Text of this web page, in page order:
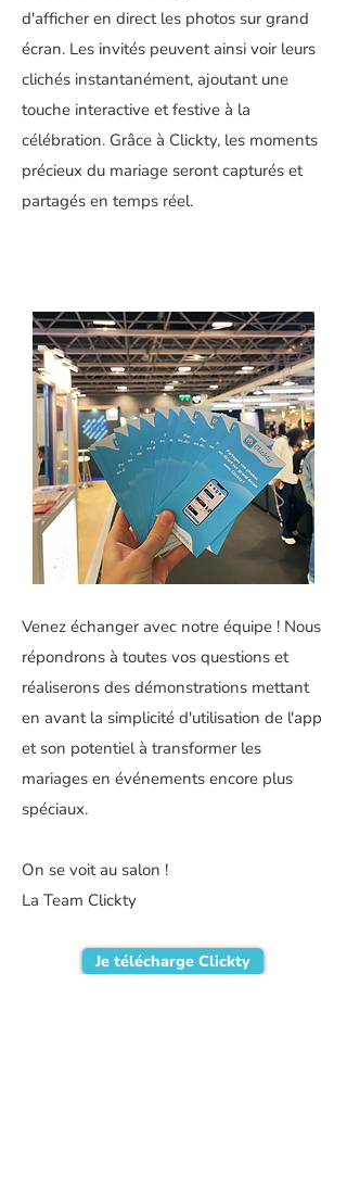
d'afficher en direct les photos sur grand
écran. Les invités peuvent ainsi voir leurs
clichés instantanément, ajoutant une
touche interactive et festive à la
célébration. Grâce à Clickty, les moments
précieux du mariage seront capturés et
partagés en temps réel.
Venez échanger avec notre équipe ! Nous
répondrons à toutes vos questions et
réaliserons des démonstrations mettant
en avant la simplicité d'utilisation de l'app
et son potentiel à transformer les
mariages en événements encore plus
spéciaux.
On se voit au salon !
La Team Clickty
Je télécharge Clickty